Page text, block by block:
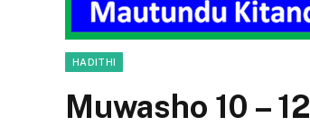
HADITHI
Muwasho 10 – 12